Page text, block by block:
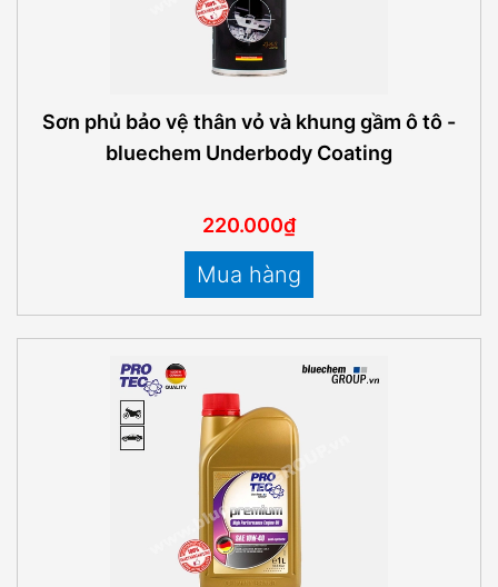
Sơn phủ bảo vệ thân vỏ và khung gầm ô tô -
bluechem Underbody Coating
220.000₫
Mua hàng